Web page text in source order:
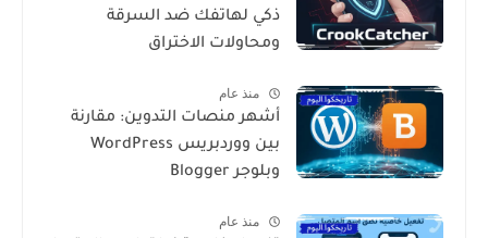
ذكي لهاتفك ضد السرقة
ومحاولات الاختراق
منذ عام
أشهر منصات التدوين: مقارنة
بين ووردبريس WordPress
وبلوجر Blogger
منذ عام